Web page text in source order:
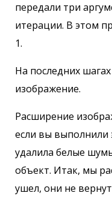
передали три
итерации. В этом
1.
На последних
изображение.
Расширение
если вы выполнили
удалила белые
объект. Итак, мы
ушел, они не